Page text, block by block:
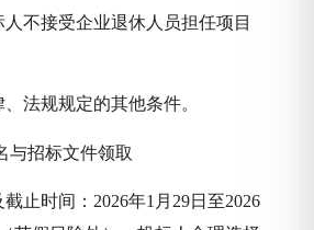
人不接受企业退休人员担任项目
法规规定的其他条件。
与招标文件领取
止时间： 2026年1月 29日至2026